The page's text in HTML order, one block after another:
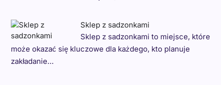
Sklep z sadzonkami
Sklep z sadzonkami to miejsce, które
może okazać się kluczowe dla każdego, kto planuje
zakładanie…